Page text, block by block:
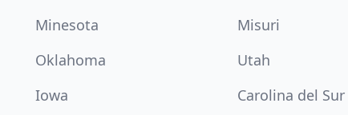
Minesota
Misuri
Oklahoma
Utah
Iowa
Carolina del Sur